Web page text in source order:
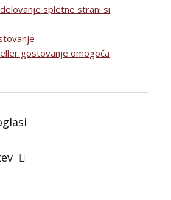
spletne strani si
gostovanje omogoča